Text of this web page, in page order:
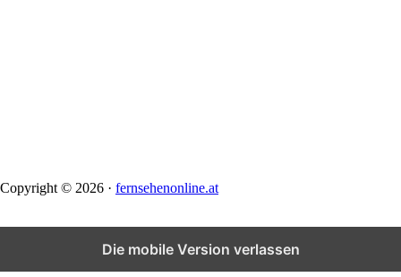
Copyright © 2026 · fernsehenonline.at
Die mobile Version verlassen